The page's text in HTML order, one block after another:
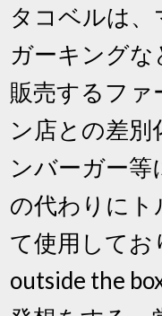
タコベルは
ガーキング
販売するファ
ン店との差別
ンバーガー
の代わりにト
て使用して
outside the